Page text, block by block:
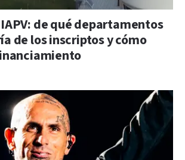
de qué departamentos
de los inscriptos y cómo